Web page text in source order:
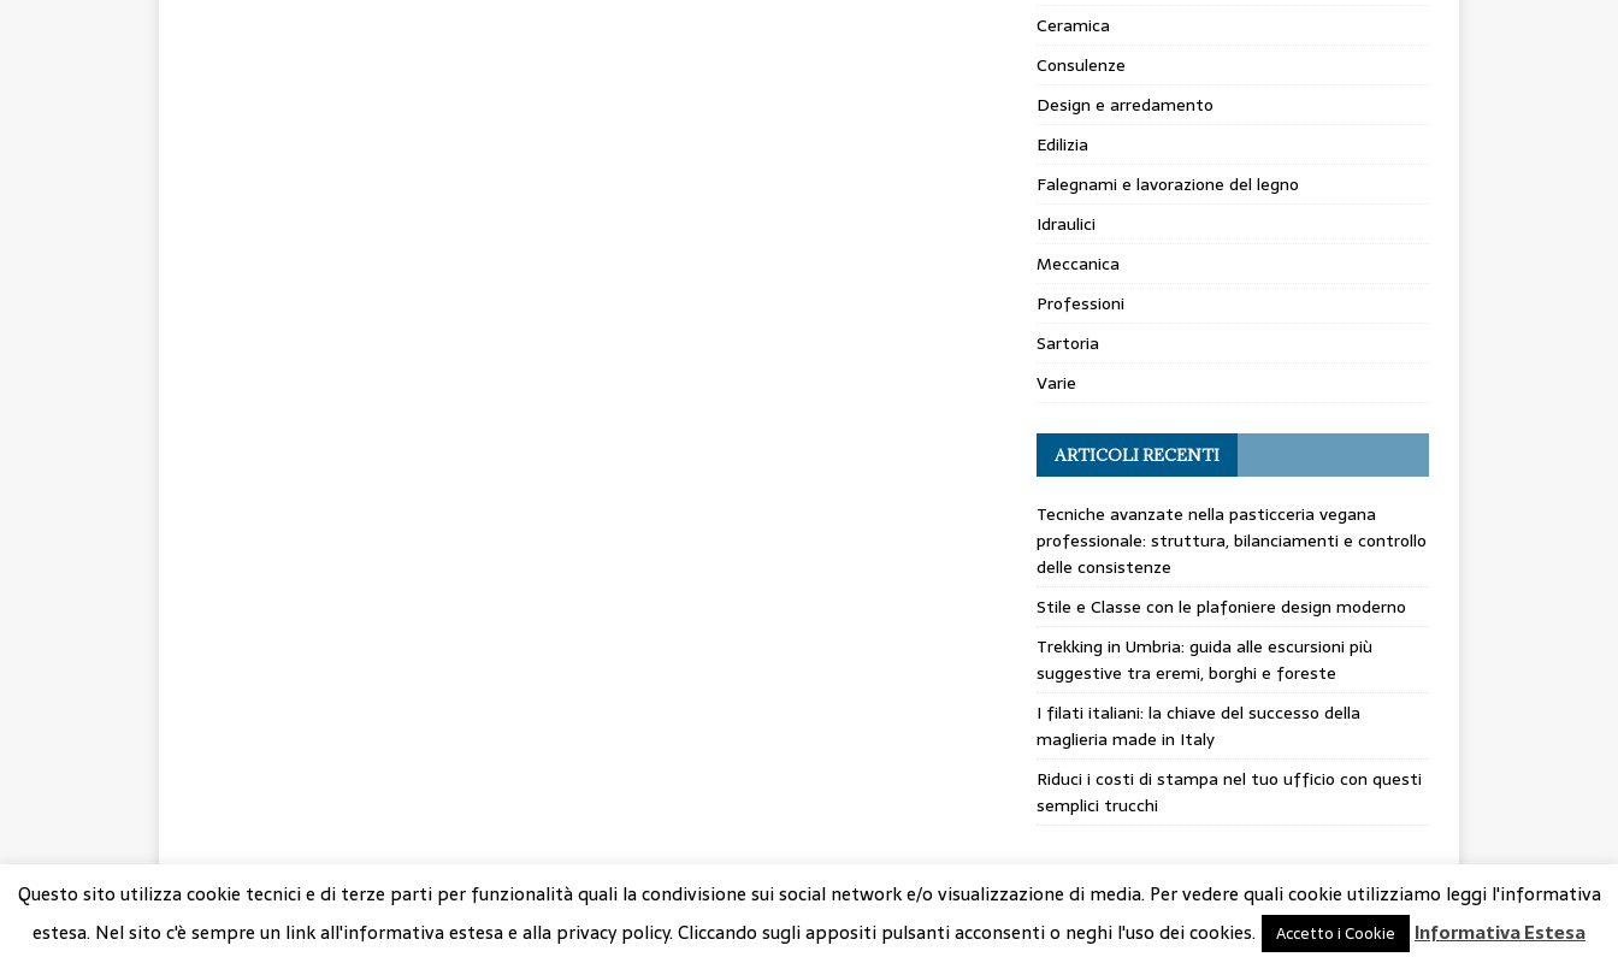
Ceramica
Consulenze
Design e arredamento
Edilizia
Falegnami e lavorazione del legno
Idraulici
Meccanica
Professioni
Sartoria
Varie
ARTICOLI RECENTI
Tecniche avanzate nella pasticceria vegana
professionale: struttura, bilanciamenti e controllo
delle consistenze
Stile e Classe con le plafoniere design moderno
Trekking in Umbria: guida alle escursioni più
suggestive tra eremi, borghi e foreste
I filati italiani: la chiave del successo della
maglieria made in Italy
Riduci i costi di stampa nel tuo ufficio con questi
semplici trucchi
@ Copyright 2023 Nuovo Artigiano
Questo sito utilizza cookie tecnici e di terze parti per funzionalità quali la condivisione sui social network e/o visualizzazione di media. Per vedere quali cookie utilizziamo leggi l'informativa
estesa. Nel sito c'è sempre un link all'informativa estesa e alla privacy policy. Cliccando sugli appositi pulsanti acconsenti o neghi l'uso dei cookies.
Accetto i Cookie Informativa Estesa